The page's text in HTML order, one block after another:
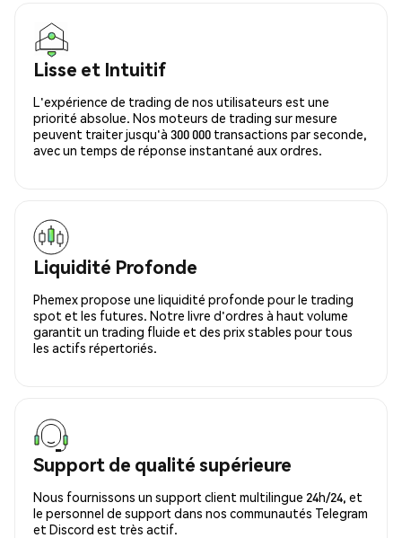
Lisse et Intuitif
L'expérience de trading de nos utilisateurs est une
priorité absolue. Nos moteurs de trading sur mesure
peuvent traiter jusqu'à 300 000 transactions par seconde,
avec un temps de réponse instantané aux ordres.
Liquidité Profonde
Phemex propose une liquidité profonde pour le trading
spot et les futures. Notre livre d'ordres à haut volume
garantit un trading fluide et des prix stables pour tous
les actifs répertoriés.
Support de qualité supérieure
Nous fournissons un support client multilingue 24h/24, et
le personnel de support dans nos communautés Telegram
et Discord est très actif.